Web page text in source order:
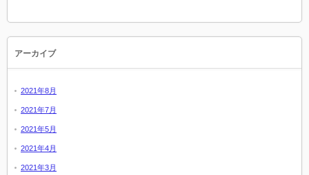
アーカイブ
2021年8月
2021年7月
2021年5月
2021年4月
2021年3月